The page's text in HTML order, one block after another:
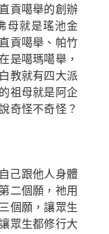
貢噶舉的創辦
母就是瑤池金
貢噶舉、 帕竹
是噶瑪噶舉，
教就有四大派
祖母就是阿企
奇怪不奇怪？
自己跟他人身體
二個願，祂用
個願，讓眾生
眾生都修行大